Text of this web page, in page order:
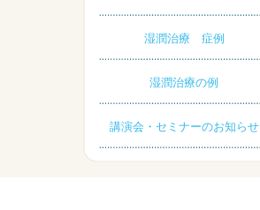
湿潤治療 症例
湿潤治療の例
講演会・セミナーのお知らせ